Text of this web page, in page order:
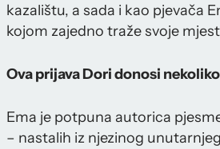
kazalištu, a sada i kao pjevača
kojom zajedno traže svoje
Ova prijava Dori donosi
Ema je potpuna autorica
– nastalih iz njezinog